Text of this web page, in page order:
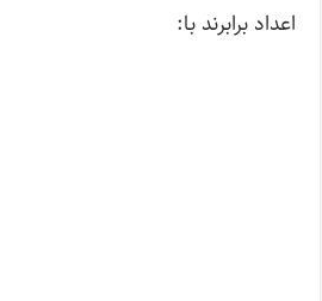
اعداد برابرند با: